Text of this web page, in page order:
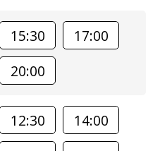
15:30
17:00
20:00
12:30
14:00